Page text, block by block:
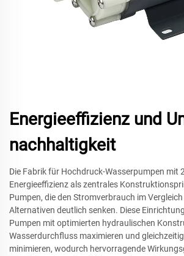
Energieeffizienz und
nachhaltigkeit
Die Fabrik für Hochdruck-Wasserpumpen mit
Energieeffizienz als zentrales
Pumpen, die den Stromverbrauch im
Alternativen deutlich senken. Diese
Pumpen mit optimierten hydraulischen
Wasserdurchfluss maximieren und
minimieren, wodurch hervorragende